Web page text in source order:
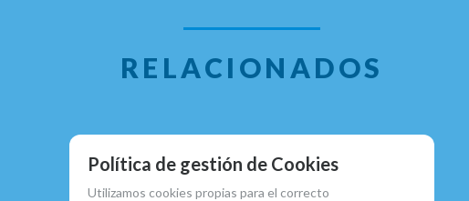
RELACIONADOS
Política de gestión de Cookies
Utilizamos cookies propias para el correcto